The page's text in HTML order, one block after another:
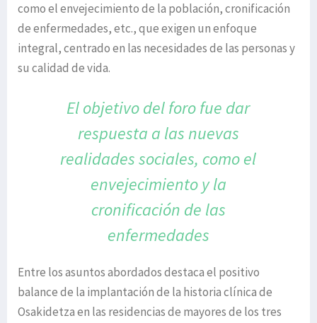
como el envejecimiento de la población, cronificación
de enfermedades, etc., que exigen un enfoque
integral, centrado en las necesidades de las personas y
su calidad de vida.
El objetivo del foro fue dar
respuesta a las nuevas
realidades sociales, como el
envejecimiento yla
cronificación de las
enfermedades
Entre los asuntos abordados destaca el positivo
balance de la implantación de la historia clínica de
Osakidetza en las residencias de mayores de los tres